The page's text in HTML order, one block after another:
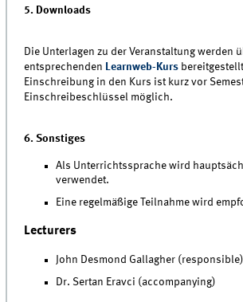
5. Downloads
Die Unterlagen zu der Veranstaltung werden
entsprechenden Learnweb-Kurs
Einschreibung in den Kurs ist kurz vor
Einschreibeschlüssel möglich.
6. Sonstiges
Als Unterrichtssprache wird
verwendet.
Eine regelmäßige Teilnahme wird
Lecturers
John Desmond Gallagher (responsible)
Dr. Sertan Eravci (accompanying)